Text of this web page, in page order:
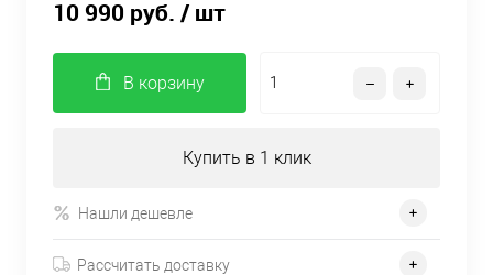
10 990 руб. / шт
В корзину
Купить в 1 клик
Нашли дешевле
Рассчитать доставку